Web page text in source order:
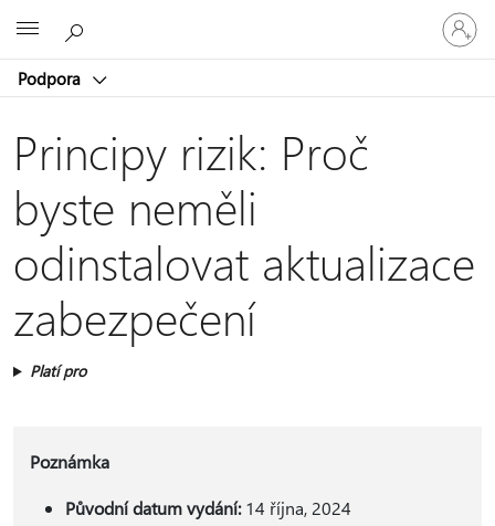
Podpora
Přihlaste
se
ke
účtu
Principy rizik: Proč
byste neměli
odinstalovat aktualizace
zabezpečení
Platí pro
Poznámka
Původní datum vydání:14 října, 2024